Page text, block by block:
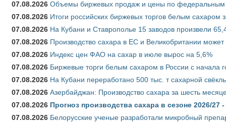
07.08.2026 Объемы биржевых продаж и цены по федеральным
07.08.2026 Итоги российских биржевых торгов белым сахаром
07.08.2026 На Кубани и Ставрополье 15 заводов произвели
07.08.2026 Производство сахара в ЕС и Великобритании
07.08.2026 Индекс цен ФАО на сахар в июле вырос на 5,6%
07.08.2026 Биржевые торги белым сахаром в России с начала
07.08.2026 На Кубани переработано 500 тыс. т сахарной
07.08.2026 Азербайджан: Производство сахара за шесть
07.08.2026 Прогноз производства сахара в сезоне 2026/
07.08.2026 Белорусские ученые разработали микробный